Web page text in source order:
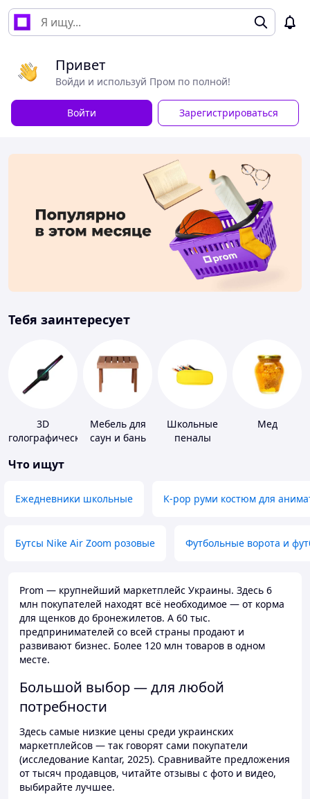
Привет
Войди и используй Пром по полной!
Войти Зарегистрироваться
Тебя заинтересует
3D
голографические
Мебель для
саун и бань
Школьные
пеналы
Мед
Что ищут
Ежедневники школьные K-pop руми костюм для
Бутсы Nike Air Zoom розовые Футбольные ворота и
Prom — крупнейший маркетплейс Украины. Здесь 6
млн покупателей находят всё необходимое — от корма
для щенков до бронежилетов. А 60 тыс.
предпринимателей со всей страны продают и
развивают бизнес. Более 120 млн товаров в одном
месте.
Большой выбор — для любой
потребности
Здесь самые низкие цены среди украинских
маркетплейсов — так говорят сами покупатели
(исследование Kantar, 2025). Сравнивайте предложения
от тысяч продавцов, читайте отзывы с фото и видео,
выбирайте лучшее.